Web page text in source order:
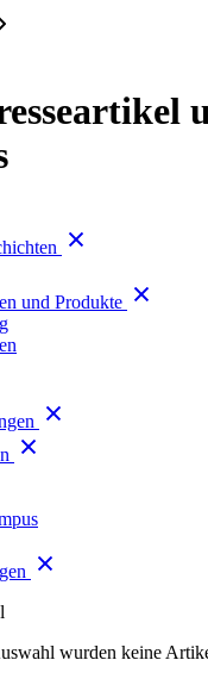
und Produkte
wurden keine